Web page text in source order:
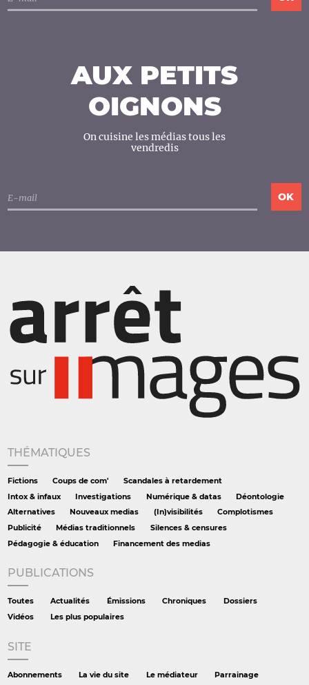
AUX PETITS
OIGNONS
On cuisine les médias tous les
vendredis
THÉMATIQUES
Fictions Coups de com'
Scandales à retardement
Intox & infaux
Investigations Numérique & datas
Déontologie
Alternatives
Nouveaux medias (In)visibilités
Complotismes
Publicité
Médias traditionnels
Silences & censures
Pédagogie & éducation
Financement des medias
PUBLICATIONS
Toutes Actualités Émissions Chroniques
Dossiers
Vidéos
Les plus populaires
SITE
Abonnements La vie du site Le médiateur Parrainage